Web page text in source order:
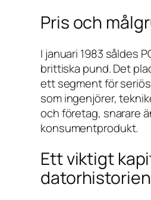
Pris och
I januari 1983 såldes
brittiska pund. Det
ett segment för
som ingenjörer,
och företag, snarare
konsumentprodukt.
Ett viktigt
datorhistorien